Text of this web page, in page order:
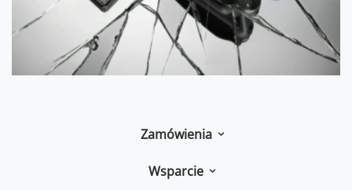
Zamówienia
Wsparcie